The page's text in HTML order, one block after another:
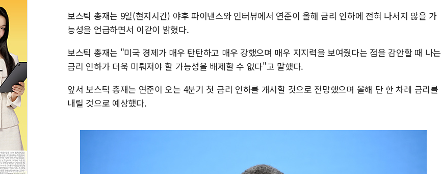
보스틱 총재는 9일(현지시간) 야후 파이낸스와 인터뷰에서 연준이 올해 금리 인하에 전혀 나서지 않을 가
능성을 언급하면서 이같이 밝혔다.
보스틱 총재는 "미국 경제가 매우 탄탄하고 매우 강했으며 매우 지지력을 보여줬다는 점을 감안할 때 나는
금리 인하가 더욱 미뤄져야 할 가능성을 배제할 수 없다"고 말했다.
앞서 보스틱 총재는 연준이 오는 4분기 첫 금리 인하를 개시할 것으로 전망했으며 올해 단 한 차례 금리를
내릴 것으로 예상했다.